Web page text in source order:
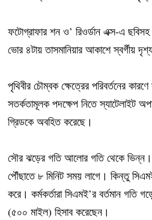
ফটোগ্রাফার শন ও’ রিওর্ডান এক্স-এ
ভোর ৪টায় তাসমানিয়ার আকাশে স্বর্গীয়
পৃথিবীর চৌম্বক ক্ষেত্রের পরিবর্তনের
সতর্কতামূলক পদক্ষেপ নিতে স্যাটেলাইট
গ্রিডকে অবহিত করেছে।
সৌর ঝড়ের গতি আলোর গতি থেকে
পৌঁছাতে ৮ মিনিট সময় লাগে। কিন্তু
করে। কর্মকর্তারা সিএমই’র বর্তমান গতি
(৫০০ মাইল) হিসাব করেছেন।